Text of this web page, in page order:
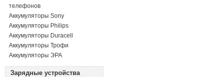
телефонов
Аккумуляторы Sony
Аккумуляторы Philips
Аккумуляторы Duracell
Аккумуляторы Трофи
Аккумуляторы ЭРА
Зарядные устройства